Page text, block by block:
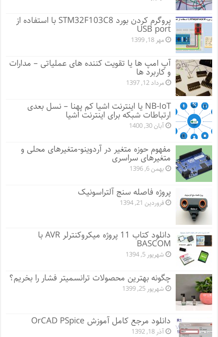
پروگرم کردن بورد STM32F103C8 با استفاده از
USB port
مهر 18, 1399
آپ امپ ها یا تقویت کننده های عملیاتی – مدارات
و کاربرد ها
مرداد 12, 1397
NB-IoT یا اینترنت اشیا کم پهنا – نسل بعدی
ارتباطات شبکه برای اینترنت اشیا
آبان 30, 1400
مفهوم حوزه متغیر در آردوینو-متغیرهای محلی و
متغیرهای سراسری
بهمن 6, 1396
پروژه فاصله سنج آلتراسونیک
فروردین 21, 1394
دانلود کتاب 11 پروژه میکروکنترلر AVR با
BASCOM
شهریور 5, 1394
چگونه بهترین محصولات ترانسمیتر فشار را بخریم؟
شهریور 25, 1399
دانلود مرجع کامل آموزش OrCAD PSpice
آذر 18, 1392